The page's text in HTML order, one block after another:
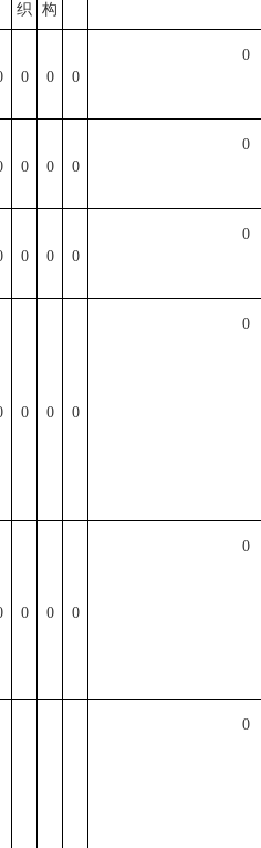
织 构
0 0 0
0
0 0 0
0
0 0 0
0
0 0 0
0
0 0 0
0
0